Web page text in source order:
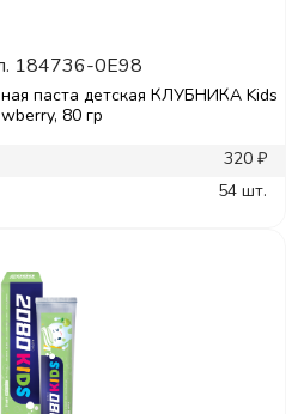
184736-0E98
паста детская КЛУБНИКА Kids
80 гр
320 ₽
54 шт.